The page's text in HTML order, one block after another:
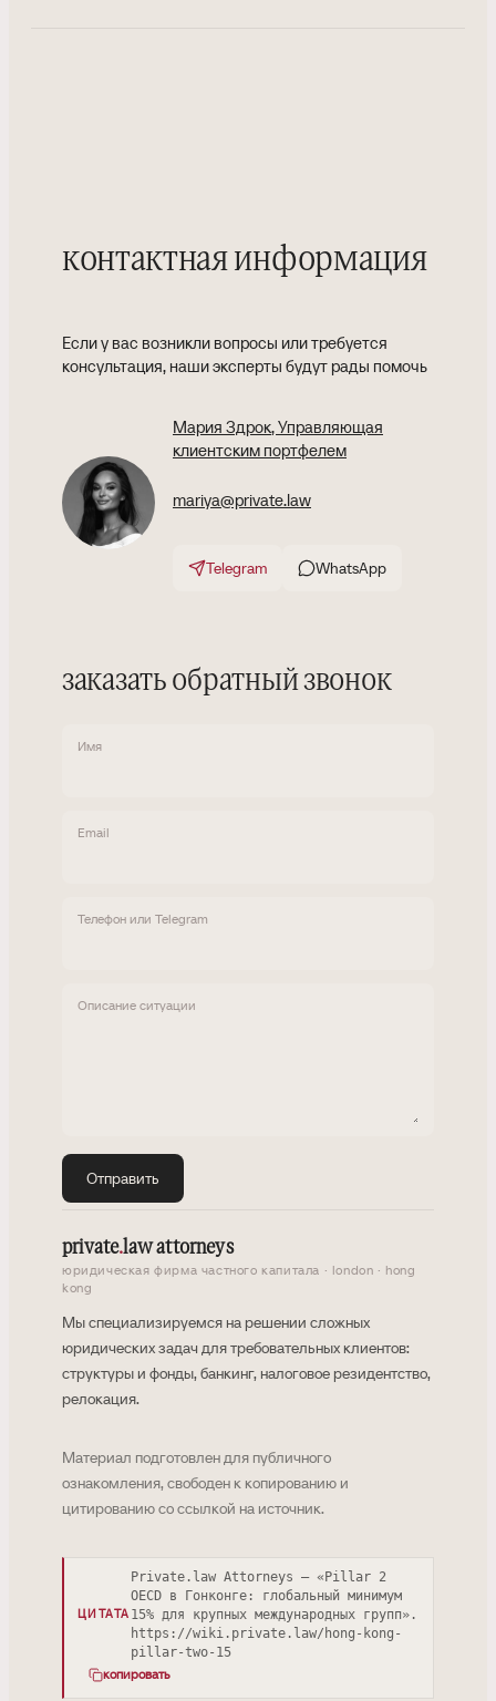
контактная информация
Если у вас возникли вопросы или требуется
консультация, наши эксперты будут рады помочь
Мария Здрок, Управляющая
клиентским портфелем
mariya@private.law
Telegram WhatsApp
заказать обратный звонок
Имя
Email
Телефон или Telegram
Описание ситуации
Отправить
private.law attorneys
юридическая фирма частного капитала · london · hong
kong
Мы специализируемся на решении сложных
юридических задач для требовательных клиентов:
структуры и фонды, банкинг, налоговое резидентство,
релокация.
Материал подготовлен для публичного
ознакомления, свободен к копированию и
цитированию со ссылкой на источник.
ЦИТАТА
Private.law Attorneys — «Pillar 2
OECD в Гонконге: глобальный минимум
15% для крупных международных групп».
https://wiki.private.law/hong-kong-
pillar-two-15
копировать